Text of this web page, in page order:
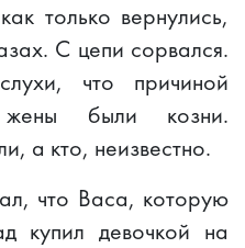
только вернулись,
С цепи сорвался.
что причиной
были козни.
а кто, неизвестно.
что Васа, которую
купил девочкой на